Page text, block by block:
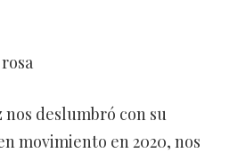
deslumbró con su
movimiento en 2020, nos